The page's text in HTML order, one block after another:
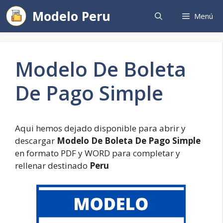
Saltar
al
contenido
Modelo Peru Menú
Modelo De Boleta
De Pago Simple
Aqui hemos dejado disponible para abrir y
descargar Modelo De Boleta De Pago Simple
en formato PDF y WORD para completar y
rellenar destinado Peru